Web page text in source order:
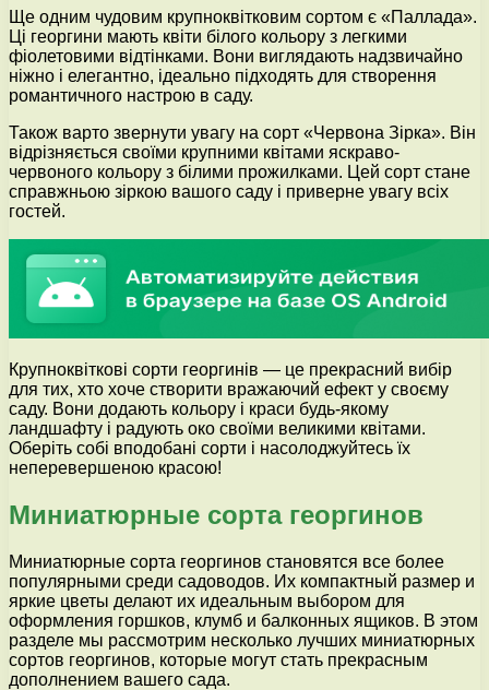
Ще одним чудовим крупноквітковим сортом є «Паллада».
Ці георгини мають квіти білого кольору з легкими
фіолетовими відтінками. Вони виглядають надзвичайно
ніжно і елегантно, ідеально підходять для створення
романтичного настрою в саду.
Також варто звернути увагу на сорт «Червона Зірка». Він
відрізняється своїми крупними квітами яскраво-
червоного кольору з білими прожилками. Цей сорт стане
справжньою зіркою вашого саду і приверне увагу всіх
гостей.
Крупноквіткові сорти георгинів — це прекрасний вибір
для тих, хто хоче створити вражаючий ефект у своєму
саду. Вони додають кольору і краси будь-якому
ландшафту і радують око своїми великими квітами.
Оберіть собі вподобані сорти і насолоджуйтесь їх
неперевершеною красою!
Миниатюрные сорта георгинов
Миниатюрные сорта георгинов становятся все более
популярными среди садоводов. Их компактный размер и
яркие цветы делают их идеальным выбором для
оформления горшков, клумб и балконных ящиков. В этом
разделе мы рассмотрим несколько лучших миниатюрных
сортов георгинов, которые могут стать прекрасным
дополнением вашего сада.